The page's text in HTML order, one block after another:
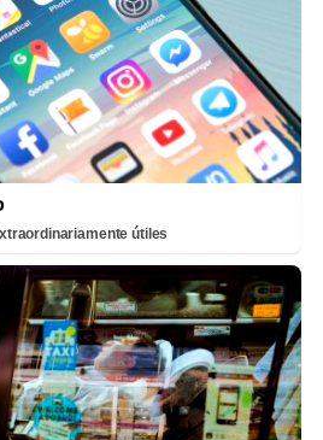
útiles